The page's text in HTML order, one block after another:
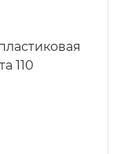
110